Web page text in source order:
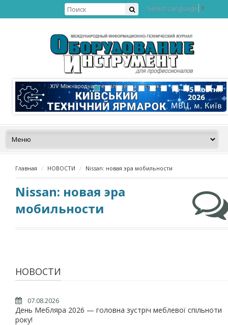
Select Language ▼
Главная НОВОСТИ Nissan: новая эра мобильности
Nissan: новая эра
мобильности
НОВОСТИ
07.08.2026
День Мебляра 2026 — головна зустріч меблевої спільноти
року!